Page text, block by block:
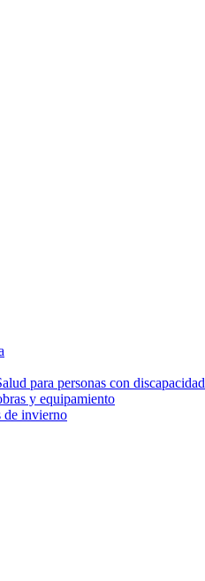
para personas con discapacidad
y equipamiento
de invierno